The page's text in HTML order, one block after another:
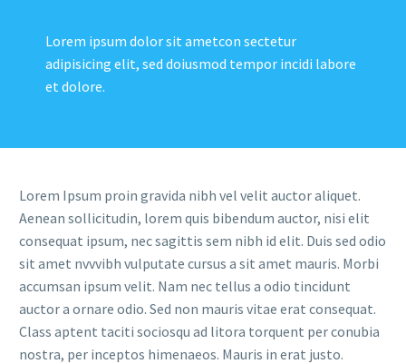
Lorem ipsum dolor sit ametcon sectetur
adipisicing elit, sed doiusmod tempor incidi labore
et dolore.
Lorem Ipsum proin gravida nibh vel velit auctor aliquet.
Aenean sollicitudin, lorem quis bibendum auctor, nisi elit
consequat ipsum, nec sagittis sem nibh id elit. Duis sed odio
sit amet nvvvibh vulputate cursus a sit amet mauris. Morbi
accumsan ipsum velit. Nam nec tellus a odio tincidunt
auctor a ornare odio. Sed non mauris vitae erat consequat.
Class aptent taciti sociosqu ad litora torquent per conubia
nostra, per inceptos himenaeos. Mauris in erat justo.